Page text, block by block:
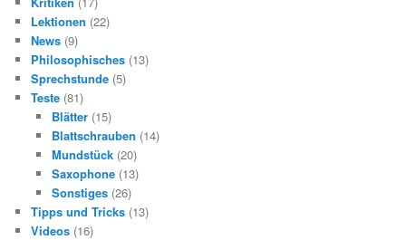
Lektionen (22)
News (9)
Philosophisches (13)
Sprechstunde (5)
Teste (81)
Blätter(15)
Blattschrauben (14)
Mundstück(20)
Saxophone(13)
Sonstiges(26)
Tipps und Tricks (13)
Videos (16)